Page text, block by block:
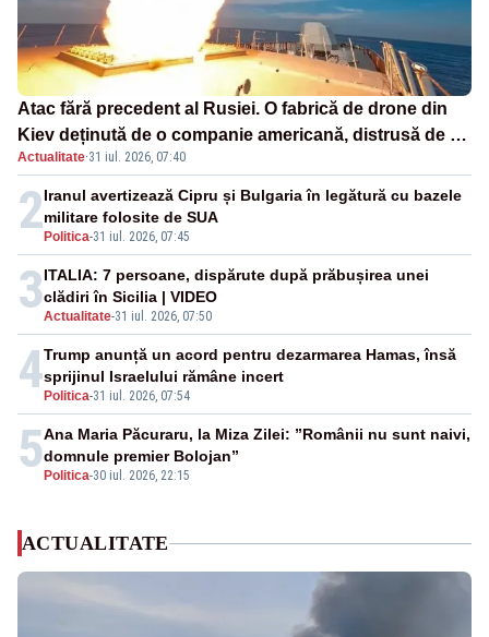
Atac fără precedent al Rusiei. O fabrică de drone din
Kiev deținută de o companie americană, distrusă de o
rachetă rusească
Actualitate·31 iul. 2026, 07:40
2 Politica-31 iul. 2026, 07:45
Iranul avertizează Cipru și Bulgaria în legătură cu bazele
militare folosite de SUA
3Actualitate-31 iul. 2026, 07:50
ITALIA: 7 persoane, dispărute după prăbușirea unei
clădiri în Sicilia | VIDEO
4 Politica-31 iul. 2026, 07:54
Trump anunță un acord pentru dezarmarea Hamas, însă
sprijinul Israelului rămâne incert
5 Politica-30 iul. 2026, 22:15
Ana Maria Păcuraru, la Miza Zilei: ”Românii nu sunt naivi,
domnule premier Bolojan”
ACTUALITATE